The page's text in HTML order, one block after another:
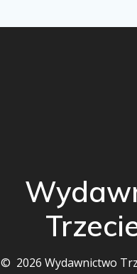
© 2026 Wydawnictwo